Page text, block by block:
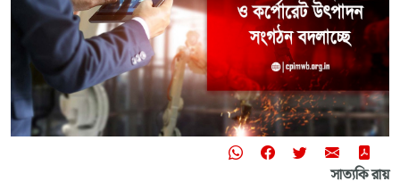
সাত্যকি রায়